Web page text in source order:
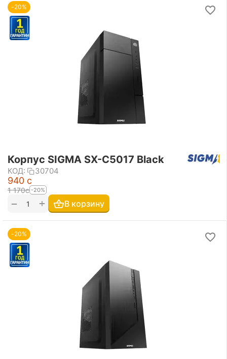
-20%
Корпус SIGMA SX-C5017 Black
КОД: 30704
‍940‍ с
1 170с -20%
+
− В корзину
-20%